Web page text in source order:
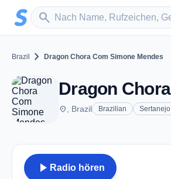
Zum Hauptinhalt springen
search
Sender suchen
Brazil chevron_right Dragon Chora Com Simone Mendes
place , Brazil Brazilian Sertanejo
play_arrow Radio hören